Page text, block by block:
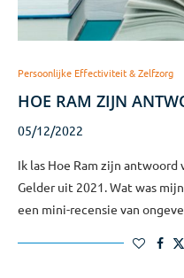
Persoonlijke Effectiviteit & Zelfzorg
HOE RAM ZIJN
05/12/2022
Ik las Hoe Ram zijn antwoord
Gelder uit 2021. Wat was
een mini-recensie van